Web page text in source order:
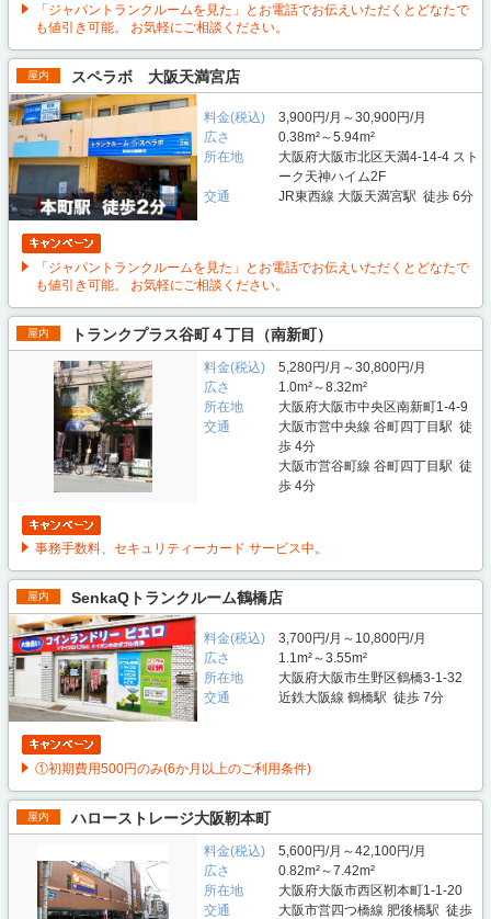
「ジャパントランクルームを見た」とお電話でお伝えいただくとどなたで
も値引き可能。 お気軽にご相談ください。
屋内 スペラボ 大阪天満宮店
料金(税込)
3,900円/月～30,900円/月
広さ
0.38m²～5.94m²
所在地
大阪府大阪市北区天満4-14-4 スト
ーク天神ハイム2F
交通
JR東西線 大阪天満宮駅 徒歩 6分
「ジャパントランクルームを見た」とお電話でお伝えいただくとどなたで
も値引き可能。 お気軽にご相談ください。
屋内 トランクプラス谷町４丁目（南新町）
料金(税込)
5,280円/月～30,800円/月
広さ
1.0m²～8.32m²
所在地
大阪府大阪市中央区南新町1-4-9
交通
大阪市営中央線 谷町四丁目駅 徒
歩 4分
大阪市営谷町線 谷町四丁目駅 徒
歩 4分
事務手数料、セキュリティーカード サービス中。
屋内 SenkaQトランクルーム鶴橋店
料金(税込)
3,700円/月～10,800円/月
広さ
1.1m²～3.55m²
所在地
大阪府大阪市生野区鶴橋3-1-32
交通
近鉄大阪線 鶴橋駅 徒歩 7分
①初期費用500円のみ(6か月以上のご利用条件)
屋内 ハローストレージ大阪靭本町
料金(税込)
5,600円/月～42,100円/月
広さ
0.82m²～7.42m²
所在地
大阪府大阪市西区靭本町1-1-20
交通
大阪市営四つ橋線 肥後橋駅 徒歩